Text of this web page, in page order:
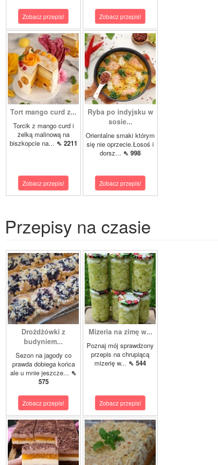
Zobacz przepis! Zobacz przepis!
Tort mango curd z...
Torcik z mango curd i
żelką malinową na
biszkopcie na... ⇖ 2211
Zobacz przepis!
Ryba po indyjsku w
sosie...
Orientalne smaki którym
się nie oprzecie.Łosoś i
dorsz... ⇖ 998
Zobacz przepis!
Przepisy na czasie
Drożdżówki z
budyniem...
Sezon na jagody co
prawda dobiega końca
ale u mnie jeszcze... ⇖
575
Zobacz przepis!
Mizeria na zimę w...
Poznaj mój sprawdzony
przepis na chrupiącą
mizerię w... ⇖ 544
Zobacz przepis!